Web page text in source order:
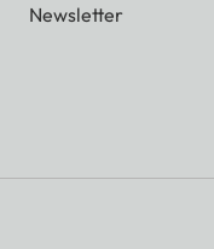
Newsletter